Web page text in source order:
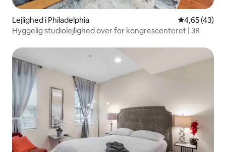
Lejlighed i Philadelphia 4,65 ud af 5 i
4,65 (43)
Hyggelig studiolejlighed over for kongrescenteret | 3R